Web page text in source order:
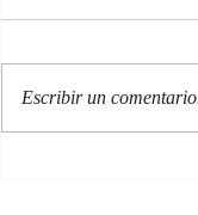
Escribir un